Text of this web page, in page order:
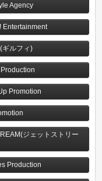
Agency
Entertainment
ギルフィ)
Promotion
ジェットストリー
Production